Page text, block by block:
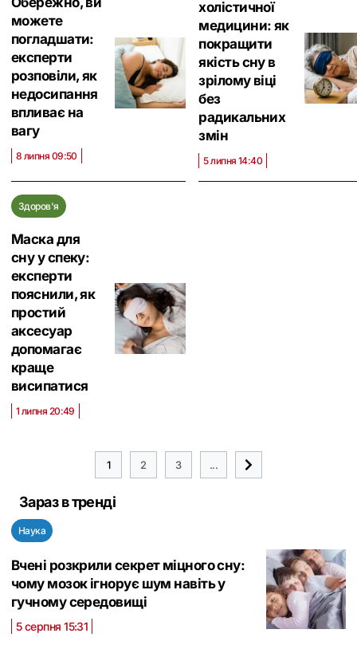
можете
погладшати:
експерти
розповіли, як
недосипання
впливає на
вагу
8 липня 09:50
холістичної
медицини: як
покращити
якість сну в
зрілому віці
без
радикальних
змін
5 липня 14:40
Здоров'я
Маска для
сну у спеку:
експерти
пояснили, як
простий
аксесуар
допомагає
краще
висипатися
1 липня 20:49
1 2 3 ...
Зараз в тренді
Наука
Вчені розкрили секрет міцного сну:
чому мозок ігнорує шум навіть у
гучному середовищі
5 серпня 15:31